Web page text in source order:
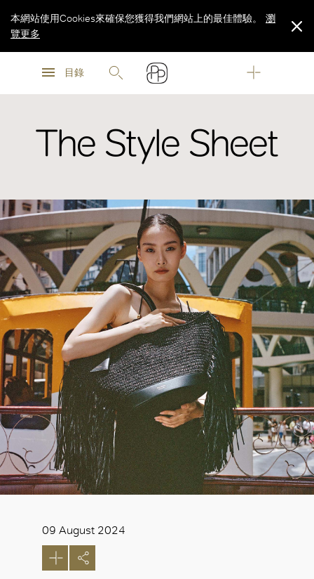
瀏
目錄
本網站使用Cookies來確保您獲得我們網站上的最佳體驗。
瀏
覽更多
The Style Sheet
09 August 2024